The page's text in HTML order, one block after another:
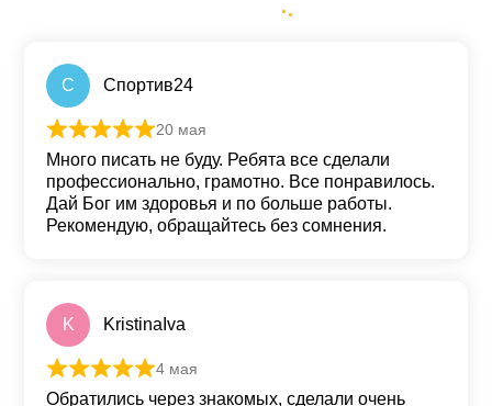
С Спортив24
Оценка
20 мая
Много писать не буду. Ребята все сделали
профессионально, грамотно. Все понравилось.
Дай Бог им здоровья и по больше работы.
Рекомендую, обращайтесь без сомнения.
K KristinaIva
Оценка
4 мая
Обратились через знакомых, сделали очень